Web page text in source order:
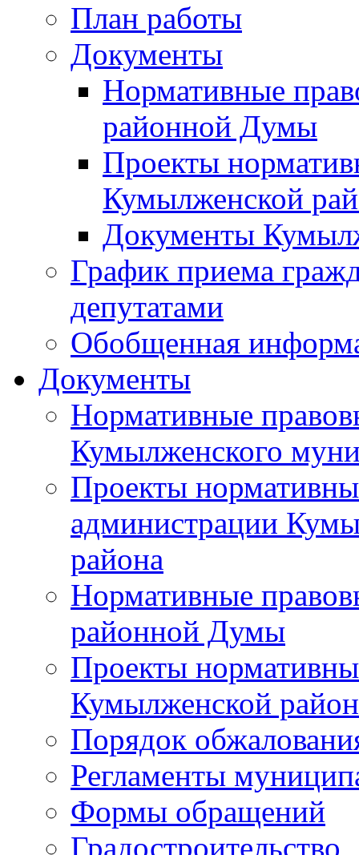
План работы
Документы
Нормативные
районной Думы
Проекты
Кумылженской
Документы
График приема
депутатами
Обобщенная
Документы
Нормативные
Кумылженского
Проекты
администрации
района
Нормативные
районной Думы
Проекты
Кумылженской
Порядок
Регламенты
Формы обращений
Градостроительство